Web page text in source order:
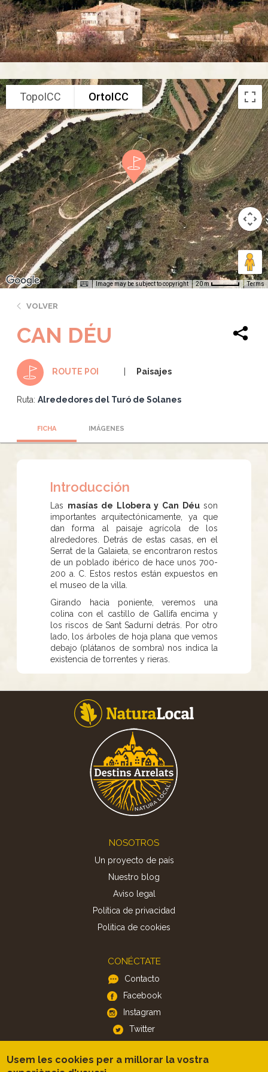
TopoICC OrtoICC
Image may be subject to copyright 20 m Terms
VOLVER
CAN DÉU
ROUTE POI Paisajes
Ruta: Alrededores del Turó de Solanes
FICHA IMÁGENES
Introducción
Las masías de Llobera y Can Déuson
importantes arquitectónicamente, ya que
dan forma al paisaje agrícola de los
alrededores. Detrás de estas casas, en el
Serrat de la Galaieta, se encontraron restos
de un poblado ibérico de hace unos 700-
200 a. C. Estos restos están expuestos en
el museo de la villa.
Girando hacia poniente, veremos una
colina con el castillo de Gallifa encima y
los riscos de Sant Sadurní detrás. Por otro
lado, los árboles de hoja plana que vemos
debajo (plátanos de sombra) nos indica la
existencia de torrentes y rieras.
NOSOTROS
Un proyecto de país
Nuestro blog
Aviso legal
Política de privacidad
Politica de cookies
CONÉCTATE
Contacto
Facebook
Instagram
Twitter
APP
Usem les cookies per a millorar la vostra